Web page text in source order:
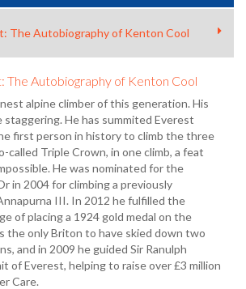
The Autobiography of Kenton Cool
The Autobiography of Kenton Cool
alpine climber of this generation. His
staggering. He has summited Everest
first person in history to climb the three
called Triple Crown, in one climb, a feat
He was nominated for the
in 2004 for climbing a previously
III. In 2012 he fulfilled the
of placing a 1924 gold medal on the
the only Briton to have skied down two
and in 2009 he guided Sir Ranulph
of Everest, helping to raise over £3 million
Care.